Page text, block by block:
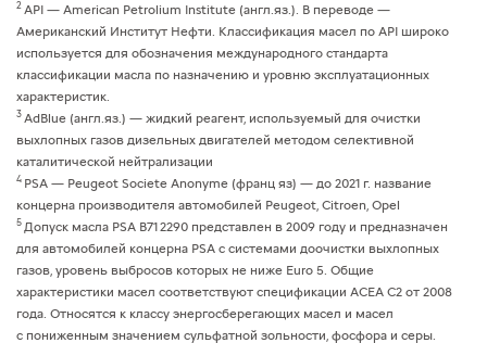
2 API — American Petrolium Institute (англ.яз.). В переводе —
Американский Институт Нефти. Классификация масел по API широко
используется для обозначения международного стандарта
классификации масла по назначению и уровню эксплуатационных
характеристик.
3 AdBlue (англ.яз.) — жидкий реагент, используемый для очистки
выхлопных газов дизельных двигателей методом селективной
каталитической нейтрализации
4 PSA — Peugeot Societe Anonyme (франц яз) — до 2021 г. название
концерна производителя автомобилей Peugeot, Citroen, Opel
5 Допуск масла PSA B71 2290 представлен в 2009 году и предназначен
для автомобилей концерна PSA c системами доочистки выхлопных
газов, уровень выбросов которых не ниже Euro 5. Общие
характеристики масел соответствуют спецификации ACEA C2 от 2008
года. Относятся к классу энергосберегающих масел и масел
с пониженным значением сульфатной зольности, фосфора и серы.